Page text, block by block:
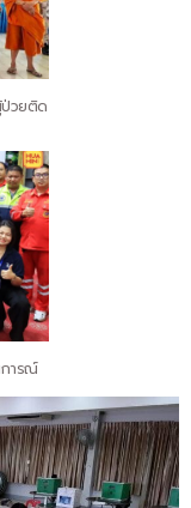
ป่วยติด
การณ์